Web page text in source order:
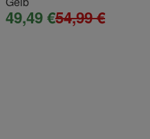
49,49 €54,99 €